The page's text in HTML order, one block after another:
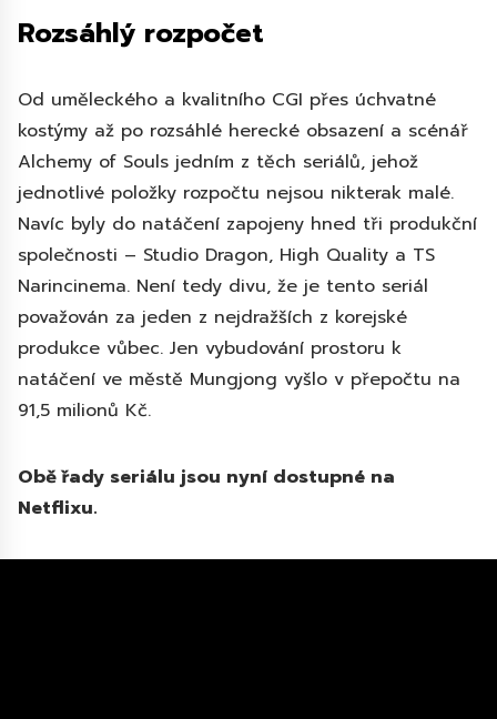
Rozsáhlý rozpočet
Od uměleckého a kvalitního CGI přes úchvatné
kostýmy až po rozsáhlé herecké obsazení a scénář
Alchemy of Souls jedním z těch seriálů, jehož
jednotlivé položky rozpočtu nejsou nikterak malé.
Navíc byly do natáčení zapojeny hned tři produkční
společnosti – Studio Dragon, High Quality a TS
Narincinema. Není tedy divu, že je tento seriál
považován za jeden z nejdražších z korejské
produkce vůbec. Jen vybudování prostoru k
natáčení ve městě Mungjong vyšlo v přepočtu na
91,5 milionů Kč.
Obě řady seriálu jsou nyní dostupné na
Netflixu.